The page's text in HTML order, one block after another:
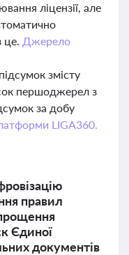
ліцензії, але
це. Джерело
змісту
першоджерел з
за добу
LIGA360.
правил
Єдиної
документів